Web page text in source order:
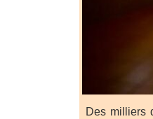
Des milliers